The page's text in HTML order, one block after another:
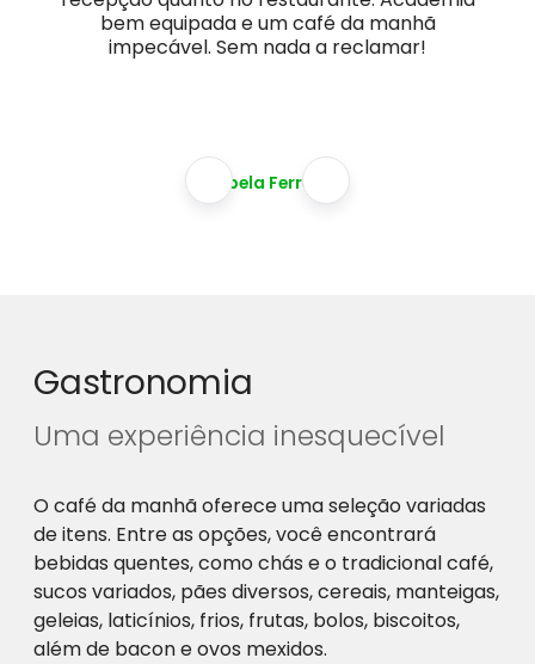
bem equipada e um café da manhã
impecável. Sem nada a reclamar!
Isabela Ferreira
Gastronomia
Uma experiência inesquecível
O café da manhã oferece uma seleção variadas
de itens. Entre as opções, você encontrará
bebidas quentes, como chás e o tradicional café,
sucos variados, pães diversos, cereais, manteigas,
geleias, laticínios, frios, frutas, bolos, biscoitos,
além de bacon e ovos mexidos.